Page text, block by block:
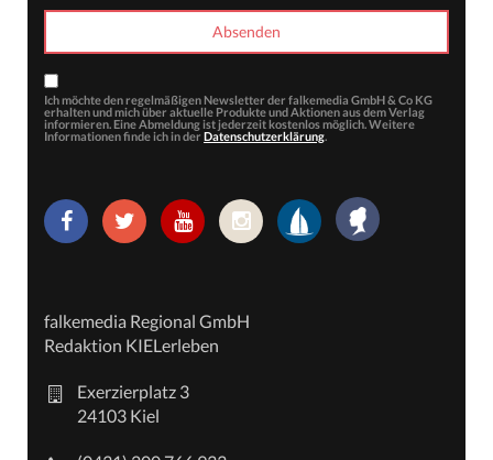
Ich möchte den regelmäßigen Newsletter der falkemedia GmbH & Co KG
erhalten und mich über aktuelle Produkte und Aktionen aus dem Verlag
informieren. Eine Abmeldung ist jederzeit kostenlos möglich. Weitere
Informationen finde ich in der Datenschutzerklärung.
falkemedia Regional GmbH
Redaktion KIELerleben
Exerzierplatz 3
24103 Kiel